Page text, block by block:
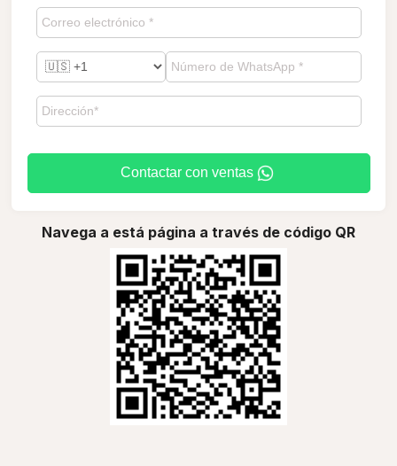
Contactar con ventas
Navega a está página a través de código QR